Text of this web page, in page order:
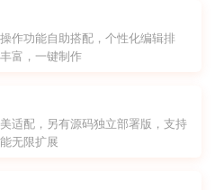
作功能自助搭配，个性化编辑排
富，一键制作
适配，另有源码独立部署版，支持
无限扩展